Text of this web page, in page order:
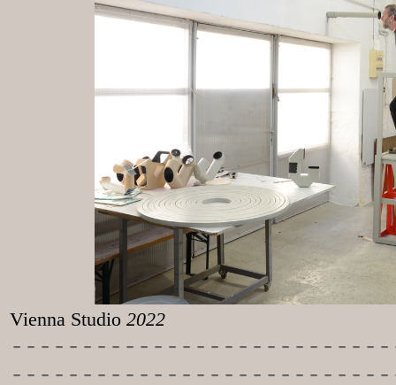
Vienna Studio 2022
-----------